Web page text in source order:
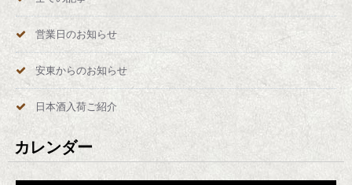
営業日のお知らせ
安東からのお知らせ
日本酒入荷ご紹介
カレンダー